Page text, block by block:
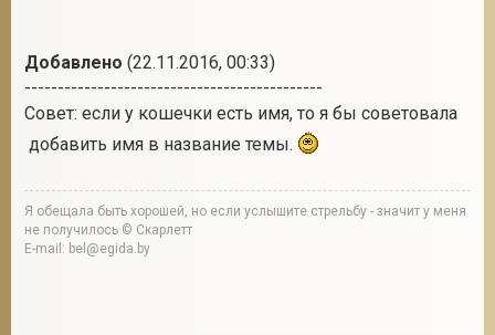
Добавлено (22.11.2016, 00:33)
---------------------------------------------
Совет: если у кошечки есть имя, то я бы советовала
добавить имя в название темы.
Я обещала быть хорошей, но если услышите стрельбу - значит у меня
не получилось © Скарлетт
E-mail: bel@egida.by